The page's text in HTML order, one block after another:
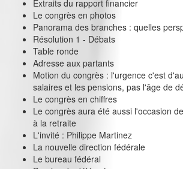
Extraits du rapport financier
Le congrès en photos
Panorama des branches : quelles
Résolution 1 - Débats
Table ronde
Adresse aux partants
Motion du congrès : l'urgence c'est
salaires et les pensions, pas l'âge de
Le congrès en chiffres
Le congrès aura été aussi l'occasion
à la retraite
L'invité : Philippe Martinez
La nouvelle direction fédérale
Le bureau fédéral